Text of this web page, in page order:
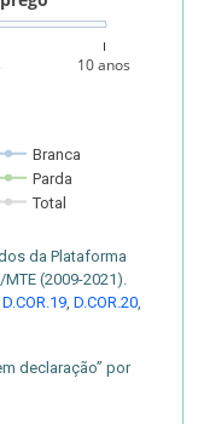
Branca
Parda
Total
10 anos
da Plataforma
(2009-2021).
D.COR.19, D.COR.20,
declaração” por